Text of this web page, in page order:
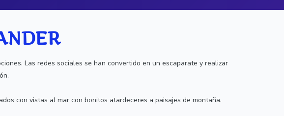
Las redes sociales se han convertido en un escaparate y realizar
con vistas al mar con bonitos atardeceres a paisajes de montaña.